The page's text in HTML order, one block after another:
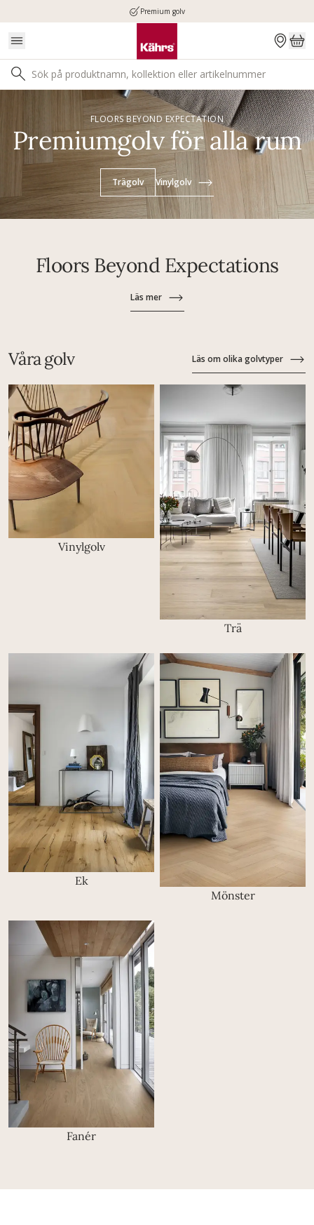
Premium golv
FLOORS BEYOND EXPECTATION
Premiumgolv för alla rum
Trägolv Vinylgolv
Floors Beyond Expectations
Läs mer
Våra golv Läs om olika golvtyper
Vinylgolv
Trä
Ek
Mönster
Fanér